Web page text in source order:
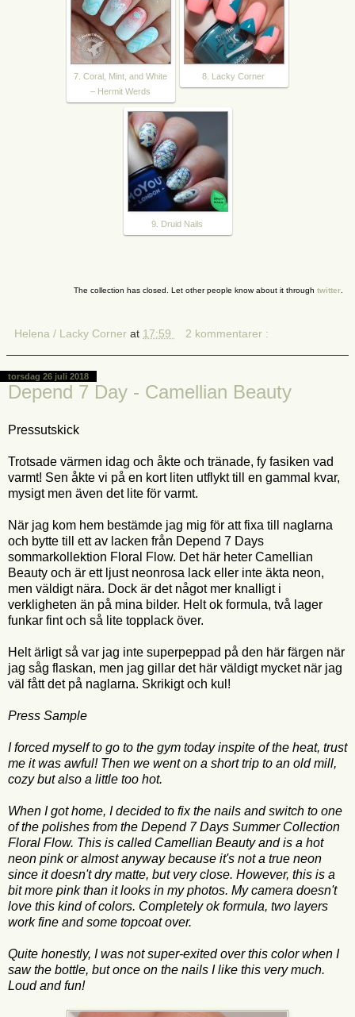
7. Coral, Mint, and White
– Hermit Werds
8. Lacky Corner
9. Druid Nails
The collection has closed. Let other people know about it through twitter
Helena / Lacky Corner at 17:59 2 kommentarer :
torsdag 26 juli 2018
Depend 7 Day - Camellian Beauty
Pressutskick
Trotsade värmen idag och åkte och tränade, fy fasiken vad
varmt! Sen åkte vi på en kort liten utflykt till en gammal kvar,
mysigt men även det lite för varmt.
När jag kom hem bestämde jag mig för att fixa till naglarna
och bytte till ett av lacken från Depend 7 Days
sommarkollektion Floral Flow. Det här heter Camellian
Beauty och är ett ljust neonrosa lack eller inte äkta neon,
men väldigt nära. Dock är det något mer knalligt i
verkligheten än på mina bilder. Helt ok formula, två lager
funkar fint och så lite topplack över.
Helt ärligt så var jag inte superpeppad på den här färgen när
jag såg flaskan, men jag gillar det här väldigt mycket när jag
väl fått det på naglarna. Skrikigt och kul!
Press Sample
I forced myself to go to the gym today inspite of the heat, trust
me it was awful! Then we went on a short trip to an old mill,
cozy but also a little too hot.
When I got home, I decided to fix the nails and switch to one
of the polishes from the Depend 7 Days Summer Collection
Floral Flow. This is called Camellian Beauty and is a hot
neon pink or almost anyway because it's not a true neon
since it doesn't dry matte, but very close. However, this is a
bit more pink than it looks in my photos. My camera doesn't
love this kind of colors. Completely ok formula, two layers
work fine and some topcoat over.
Quite honestly, I was not super-exited over this color when I
saw the bottle, but once on the nails I like this very much.
Loud and fun!